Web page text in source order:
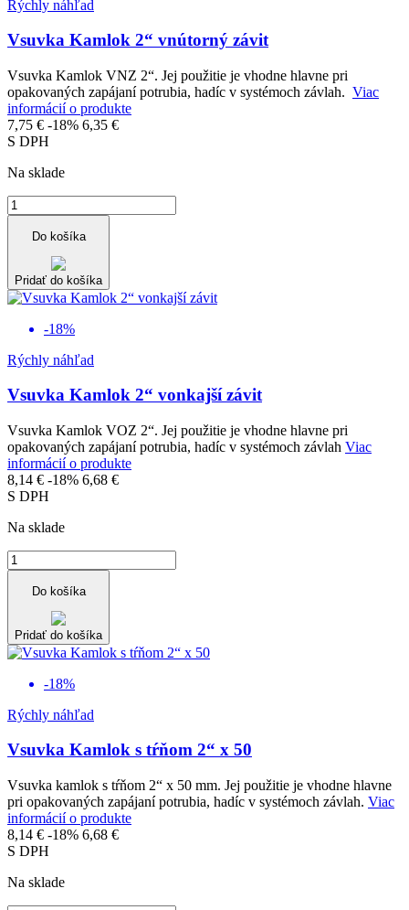
Rýchly náhľad
Vsuvka Kamlok 2“ vnútorný závit
Vsuvka Kamlok VNZ 2“. Jej použitie je vhodne hlavne pri
opakovaných zapájaní potrubia, hadíc v systémoch závlah. Viac
informácií o produkte
7,75 € -18% 6,35 €
S DPH
Na sklade
Do košíka
Pridať do košíka
-18%
Rýchly náhľad
Vsuvka Kamlok 2“ vonkajší závit
Vsuvka Kamlok VOZ 2“. Jej použitie je vhodne hlavne pri
opakovaných zapájaní potrubia, hadíc v systémoch závlah Viac
informácií o produkte
8,14 € -18% 6,68 €
S DPH
Na sklade
Do košíka
Pridať do košíka
-18%
Rýchly náhľad
Vsuvka Kamlok s tŕňom 2“ x 50
Vsuvka kamlok s tŕňom 2“ x 50 mm. Jej použitie je vhodne hlavne
pri opakovaných zapájaní potrubia, hadíc v systémoch závlah. Viac
informácií o produkte
8,14 € -18% 6,68 €
S DPH
Na sklade